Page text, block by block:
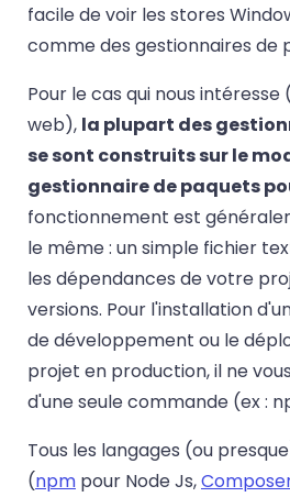
facile de voir les stores
comme des gestionnaires de
Pour le cas qui nous
web), la plupart des
se sont construits sur le
gestionnaire de paquets
fonctionnement est
le même : un simple fichier
les dépendances de votre
versions. Pour l'installation
de développement ou le
projet en production, il ne
d'une seule commande (ex :
Tous les langages (ou
(npm pour Node Js,